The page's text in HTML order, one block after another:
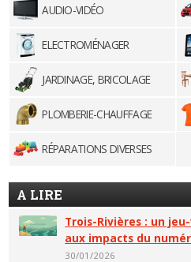
AUDIO-VIDÉO
ELECTROMÉNAGER
JARDINAGE, BRICOLAGE
PLOMBERIE-CHAUFFAGE
RÉPARATIONS DIVERSES
A LIRE
Trois-Rivières : un
aux impacts du
30/01/2026